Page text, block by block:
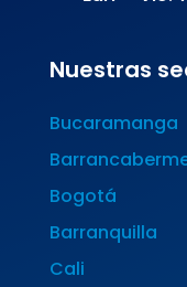
Nuestras
Bucaramanga
Bogotá
Barranquilla
Cali